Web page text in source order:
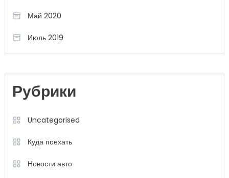
Май 2020
Июль 2019
Рубрики
Uncategorised
Куда поехать
Новости авто